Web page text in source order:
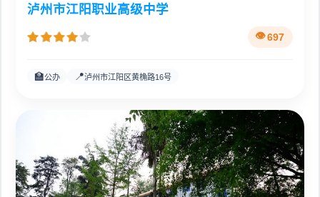
泸州市江阳职业高级中学
697
🏫公办 📍泸州市江阳区黄桷路16号